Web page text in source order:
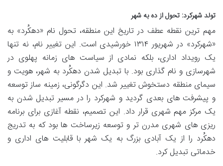
تولد شهرکرد: تحول از ده به شهر
مهم ترین نقطه عطف در تاریخ این منطقه، تحول نام «دهکُرد» به
«شهرکرد» در شهریور ۱۳۱۴ خورشیدی است. این تغییر نام، نه تنها
یک رویداد اداری، بلکه نمادی از سیاست های زمانه پهلوی در
شهرسازی و نام گذاری بود. با تبدیل شدن دهکُرد به شهر، هویت و
سیمای منطقه دستخوش تغییر شد. این دگرگونی، زمینه ساز توسعه
و پیشرفت های بعدی گردید و شهرکرد را در مسیر تبدیل شدن به
یک مرکز مهم شهری قرار داد. این تصمیم، نقطه آغازی برای برنامه
ریزی های شهری مدرن تر و توسعه زیرساخت ها بود که به تدریج
دهکُرد را از یک آبادی بزرگ به یک شهر با قابلیت های اداری و
خدماتی تبدیل کرد.